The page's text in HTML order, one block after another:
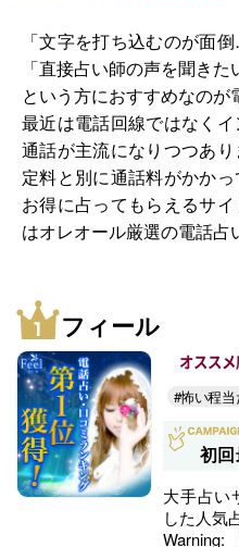
「文字を打ち込むのが面
「直接占い師の声を聞きた
という方におすすめなのが
最近は電話回線ではなく
通話が主流になりつつあ
定料と別に通話料がかかっ
お得に占ってもらえるサ
はオレオール厳選の電話占
フィール
オスス
#怖い程当
初
大手占い
した人気
Warning: